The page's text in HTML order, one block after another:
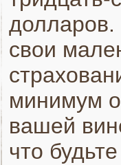
долларов.
свои
минимум
вашей
что